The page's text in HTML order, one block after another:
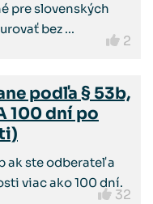
pre slovenských
bez ...
2
podľa § 53b,
100 dní po
ak ste odberateľ a
viac ako 100 dní.
32